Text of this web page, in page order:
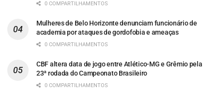
0 COMPARTILHAMENTOS
Mulheres de Belo Horizonte denunciam funcionário de
academia por ataques de gordofobia e ameaças
0 COMPARTILHAMENTOS
CBF altera data de jogo entre Atlético-MG e Grêmio pela
23ª rodada do Campeonato Brasileiro
0 COMPARTILHAMENTOS